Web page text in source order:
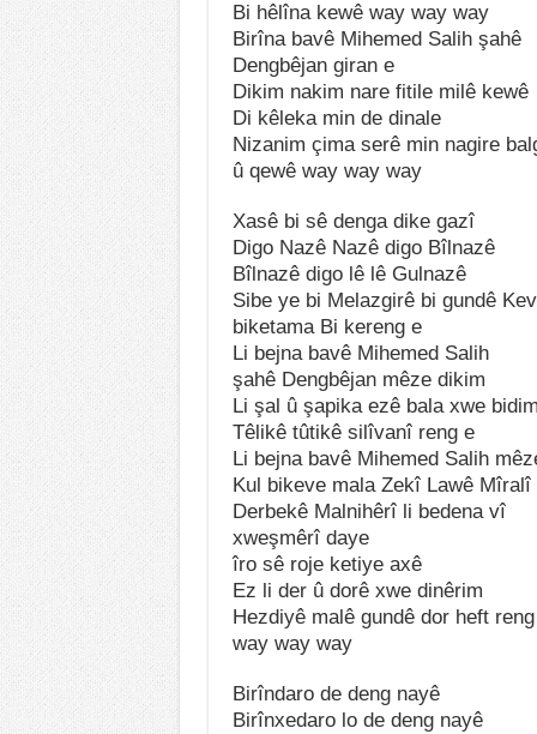
Bi hêlîna kewê way way way
Birîna bavê Mihemed Salih şahê
Dengbêjan giran e
Dikim nakim nare fitile milê kewê
Di kêleka min de dinale
Nizanim çima serê min nagire
û qewê way way way
Xasê bi sê denga dike gazî
Digo Nazê Nazê digo Bîlnazê
Bîlnazê digo lê lê Gulnazê
Sibe ye bi Melazgirê bi gundê
biketama Bi kereng e
Li bejna bavê Mihemed Salih
şahê Dengbêjan mêze dikim
Li şal û şapika ezê bala xwe bidim
Têlikê tûtikê silîvanî reng e
Li bejna bavê Mihemed Salih
Kul bikeve mala Zekî Lawê Mîralî
Derbekê Malnihêrî li bedena vî
xweşmêrî daye
îro sê roje ketiye axê
Ez li der û dorê xwe dinêrim
Hezdiyê malê gundê dor heft
way way way
Birîndaro de deng nayê
Birînxedaro lo de deng nayê